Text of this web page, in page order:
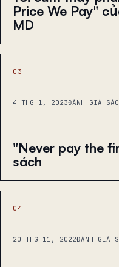
Price We Pay"
MD
03
4 THG 1, 2023ĐÁNH GIÁ
"Never pay the
sách
04
20 THG 11, 2022ĐÁNH GIÁ